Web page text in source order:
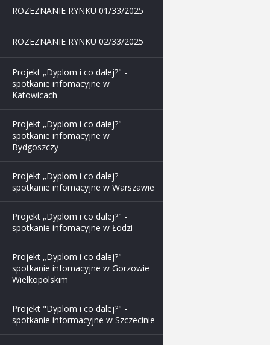
ROZEZNANIE RYNKU 01/33/2025
ROZEZNANIE RYNKU 02/33/2025
Projekt „Dyplom i co dalej?" -
spotkanie infomacyjne w
Katowicach
Projekt „Dyplom i co dalej?" -
spotkanie infomacyjne w
Bydgoszczy
Projekt „Dyplom i co dalej? -
spotkanie infomacyjne w Warszawie
Projekt „Dyplom i co dalej?" -
spotkanie infomacyjne w Łodzi
Projekt „Dyplom i co dalej?" -
spotkanie infomacyjne w Gorzowie
Wielkopolskim
Projekt "Dyplom i co dalej?" -
spotkanie informacyjne w Szczecinie